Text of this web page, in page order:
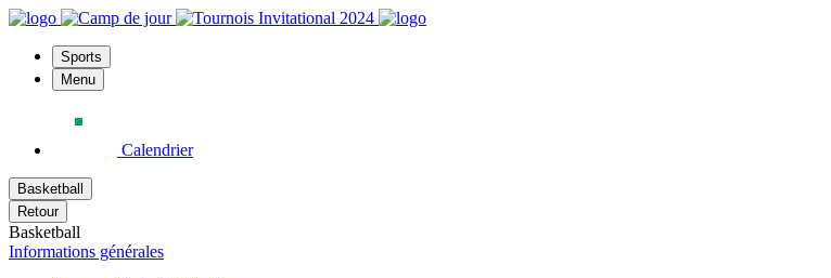
Sports
Menu
Calendrier
Basketball
Retour
Basketball
Informations générales